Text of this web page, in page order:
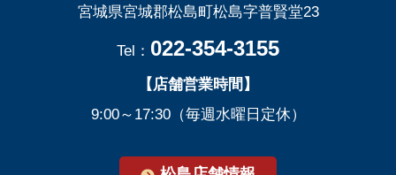
宮城県宮城郡松島町松島字普賢堂23
Tel： 022-354-3155
【店舗営業時間】
9:00～17:30（毎週水曜日定休）